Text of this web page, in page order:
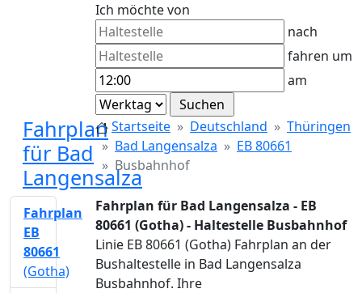
Ich möchte von
nach
fahren um
am
Fahrplan
für Bad
Langensalza
Startseite Deutschland
Thüringen
Bad Langensalza
EB 80661
Busbahnhof
Fahrplan für Bad Langensalza - EB
80661 (Gotha) - Haltestelle Busbahnhof
Linie EB 80661 (Gotha) Fahrplan an der
Bushaltestelle in Bad Langensalza
Busbahnhof. Ihre
Fahrplan
EB
80661
(Gotha)